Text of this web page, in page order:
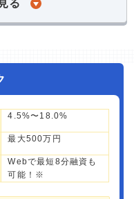
る
4.5%〜18.0%
最大500万円
Webで最短8分融資も
可能！※